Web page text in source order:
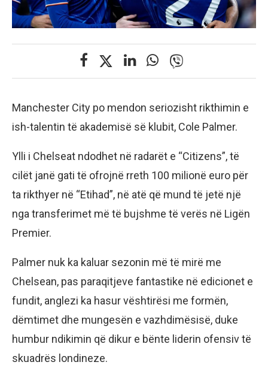
Manchester City po mendon seriozisht rikthimin e
ish-talentin të akademisë së klubit, Cole Palmer.
Ylli i Chelseat ndodhet në radarët e “Citizens”, të
cilët janë gati të ofrojnë rreth 100 milionë euro për
ta rikthyer në “Etihad”, në atë që mund të jetë një
nga transferimet më të bujshme të verës në Ligën
Premier.
Palmer nuk ka kaluar sezonin më të mirë me
Chelsean, pas paraqitjeve fantastike në edicionet e
fundit, anglezi ka hasur vështirësi me formën,
dëmtimet dhe mungesën e vazhdimësisë, duke
humbur ndikimin që dikur e bënte liderin ofensiv të
skuadrës londineze.